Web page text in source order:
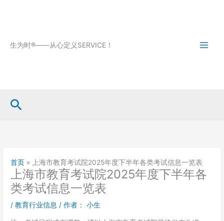
生为时®——从心定义SERVICE！
搜
首页 »上海市教育考试院2025年度下半年各类考试信息一览表
上海市教育考试院2025年度下半年各
类考试信息一览表
/教育行业信息 / 作者： 小生